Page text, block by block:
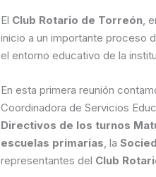
El Club Rotario de Torreón,
inicio a un importante proceso
el entorno educativo de la
En esta primera reunión
Coordinadora de Servicios
Directivos de los turnos
escuelas primarias, la
representantes del Club